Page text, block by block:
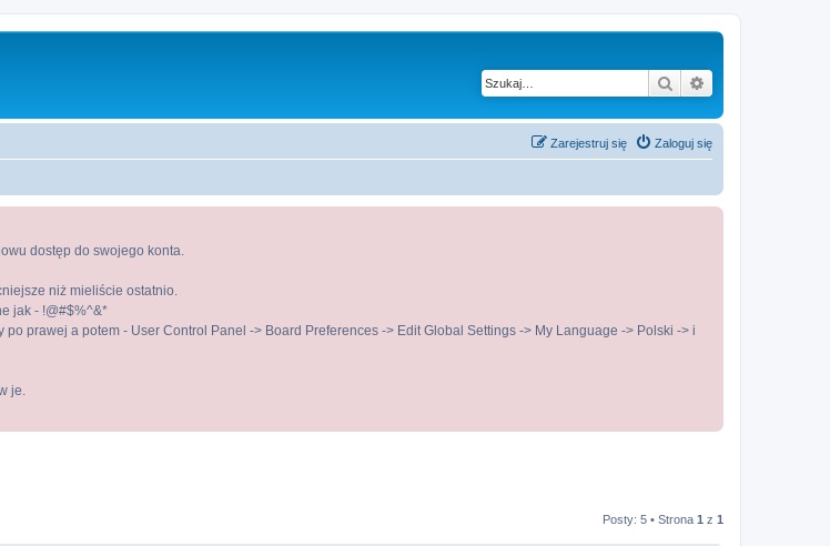
Szukaj
Zaloguj się
Zarejestruj się
dostęp do swojego konta.
niż mieliście ostatnio.
jak - !@#$%^&*
prawej a potem - User Control Panel -> Board Preferences -> Edit Global Settings -> My Language -> Polski -> i
je.
Posty: 5 • Strona 1 z 1